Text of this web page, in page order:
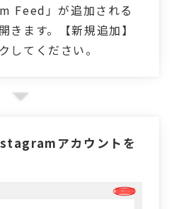
Feed」が追加される
きます。【新規追加】
してください。
アカウントを